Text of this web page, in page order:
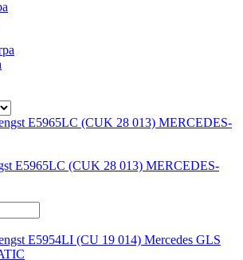
E5965LC (CUK 28 013) MERCEDES-